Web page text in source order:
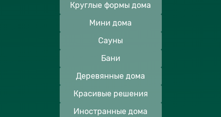
Круглые формы дома
Мини дома
Сауны
Бани
Деревянные дома
Красивые решения
Иностранные дома